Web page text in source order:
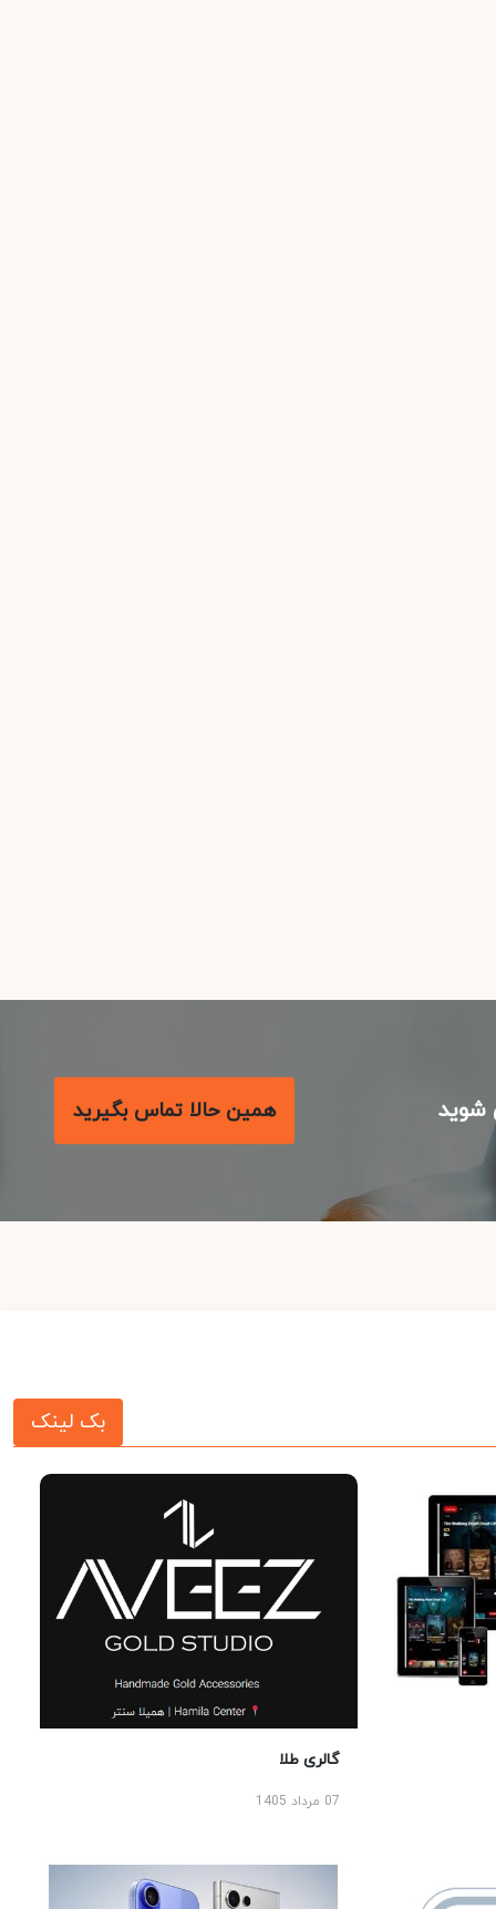
همین حالا تماس بگیرید
بک لینک
گالری طلا
07 مرداد 1405